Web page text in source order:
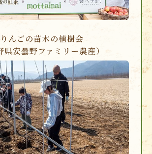
りんごの苗木の植樹会
県安曇野ファミリー農産）